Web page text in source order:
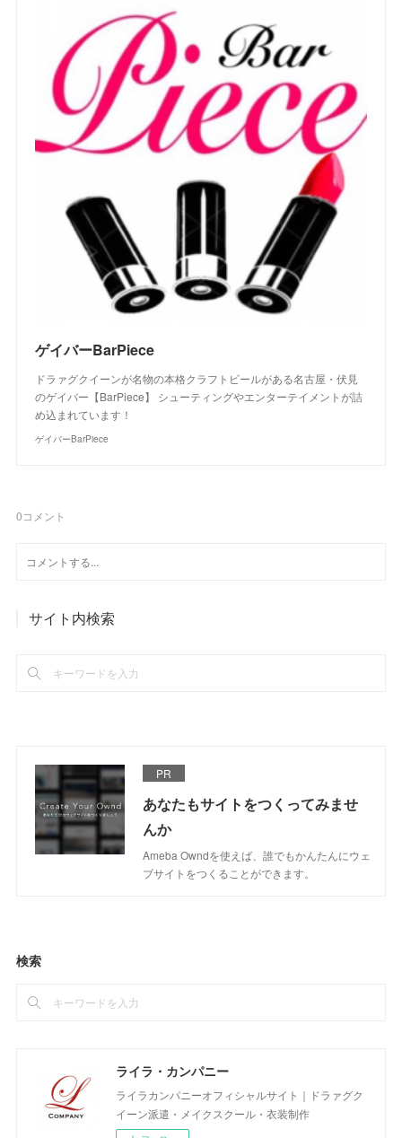
ゲイバーBarPiece
ドラァグクイーンが名物の本格クラフトビールがある名古屋・伏見
のゲイバー【BarPiece】 シューティングやエンターテイメントが詰
め込まれています！
ゲイバーBarPiece
0コメント
サイト内検索
PR
あなたもサイトをつくってみませ
んか
Ameba Owndを使えば、誰でもかんたんにウェ
ブサイトをつくることができます。
検索
ライラ・カンパニー
ライラカンパニーオフィシャルサイト｜ドラァグク
イーン派遣・メイクスクール・衣装制作